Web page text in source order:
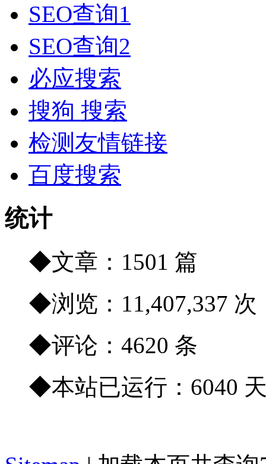
SEO查询1
SEO查询2
必应搜索
搜狗 搜索
检测友情链接
百度搜索
统计
◆文章：1501 篇
◆浏览：11,407,337 次
◆评论：4620 条
◆本站已运行：6040